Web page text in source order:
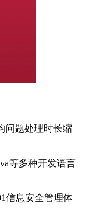
问题处理时长缩
等多种开发语言
信息安全管理体